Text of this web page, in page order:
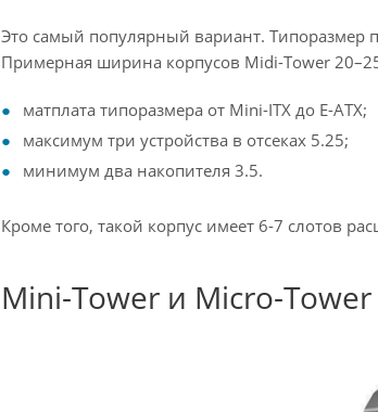
Это самый популярный вариант.
Примерная ширина корпусов Midi-Tower
матплата типоразмера от Mini-ITX до E-ATX;
максимум три устройства в отсеках 5.25;
минимум два накопителя 3.5.
Кроме того, такой корпус имеет 6-7 слотов
Mini-Tower и Micro-Tower